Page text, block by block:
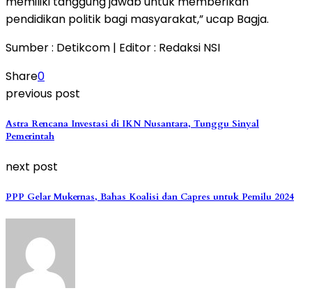
pendidikan politik bagi masyarakat,” ucap Bagja.
Sumber : Detikcom | Editor : Redaksi NSI
Share0
previous post
Astra Rencana Investasi di IKN Nusantara, Tunggu Sinyal
Pemerintah
next post
PPP Gelar Mukernas, Bahas Koalisi dan Capres untuk Pemilu 2024